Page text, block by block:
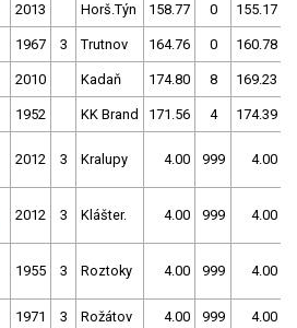
2013 Horš.Týn 158.77 0 155.17
1967 3 Trutnov 164.76 0 160.78
2010 Kadaň 174.80 8 169.23
1952 KK Brand 171.56 4 174.39
2012 3 Kralupy 4.00 999 4.00
2012 3 Klášter. 4.00 999 4.00
1955 3 Roztoky 4.00 999 4.00
1971 3 Rožátov 4.00 999 4.00